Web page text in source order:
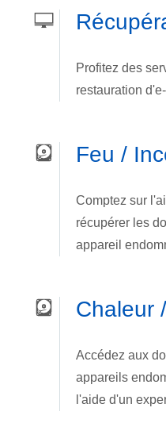
Profitez des
restauration
Feu /
Comptez sur
récupérer les
appareil
Chaleur
Accédez aux
appareils
l'aide d'un